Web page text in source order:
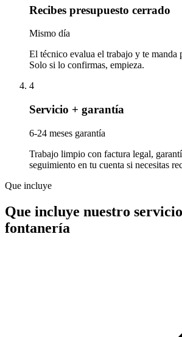
Recibes presupuesto cerrado
Mismo día
El técnico evalua el trabajo y te manda
Solo si lo confirmas, empieza.
4
Servicio + garantía
6-24 meses garantía
Trabajo limpio con factura legal,
seguimiento en tu cuenta si necesitas
Que incluye
Que incluye nuestro
fontanería